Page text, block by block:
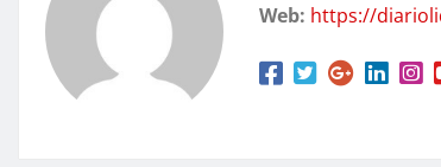
Web: https://